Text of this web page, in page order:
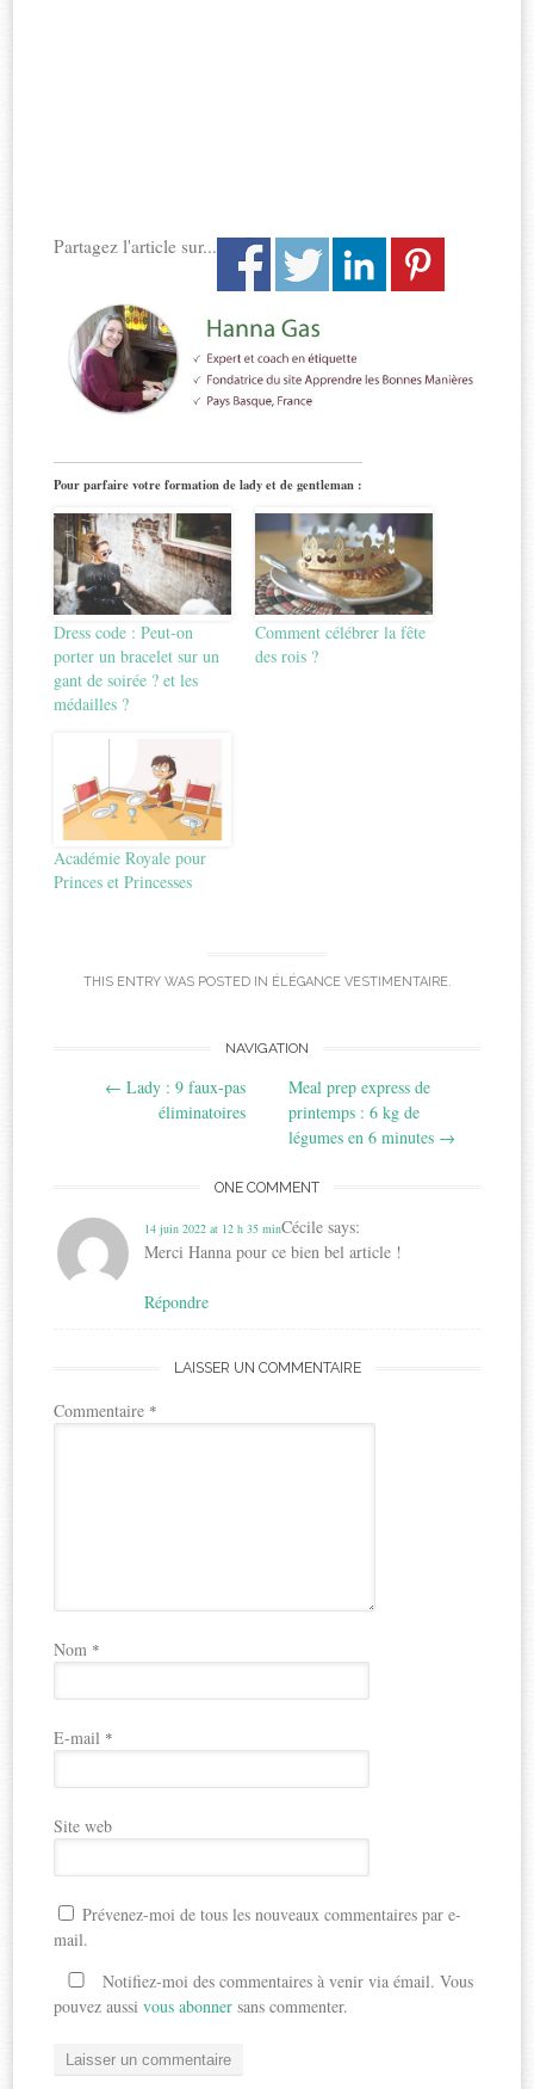
Partagez l'article sur...
Pour parfaire votre formation de lady et de gentleman :
Dress code : Peut-on
porter un bracelet sur un
gant de soirée ? et les
médailles ?
Comment célébrer la fête
des rois ?
Académie Royale pour
Princes et Princesses
THIS ENTRY WAS POSTED IN ÉLÉGANCE VESTIMENTAIRE.
navigation
NAVIGATION
← Lady : 9 faux-pas
éliminatoires
Meal prep express de
printemps : 6 kg de
légumes en 6 minutes →
ONE COMMENT
Cécile says:
14 juin 2022 at 12 h 35 min
Merci Hanna pour ce bien bel article !
Répondre
LAISSER UN COMMENTAIRE
Commentaire *
Nom *
E-mail *
Site web
Prévenez-moi de tous les nouveaux commentaires par e-
mail.
Notifiez-moi des commentaires à venir via émail. Vous
pouvez aussivous abonner sans commenter.